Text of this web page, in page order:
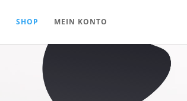
SHOP MEIN KONTO